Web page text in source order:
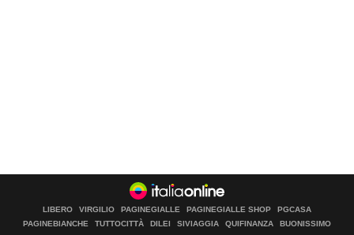
LIBERO VIRGILIO PAGINEGIALLE PAGINEGIALLE SHOP
PGCASA
PAGINEBIANCHE
TUTTOCITTÀ DILEI SIVIAGGIA QUIFINANZA
BUONISSIMO